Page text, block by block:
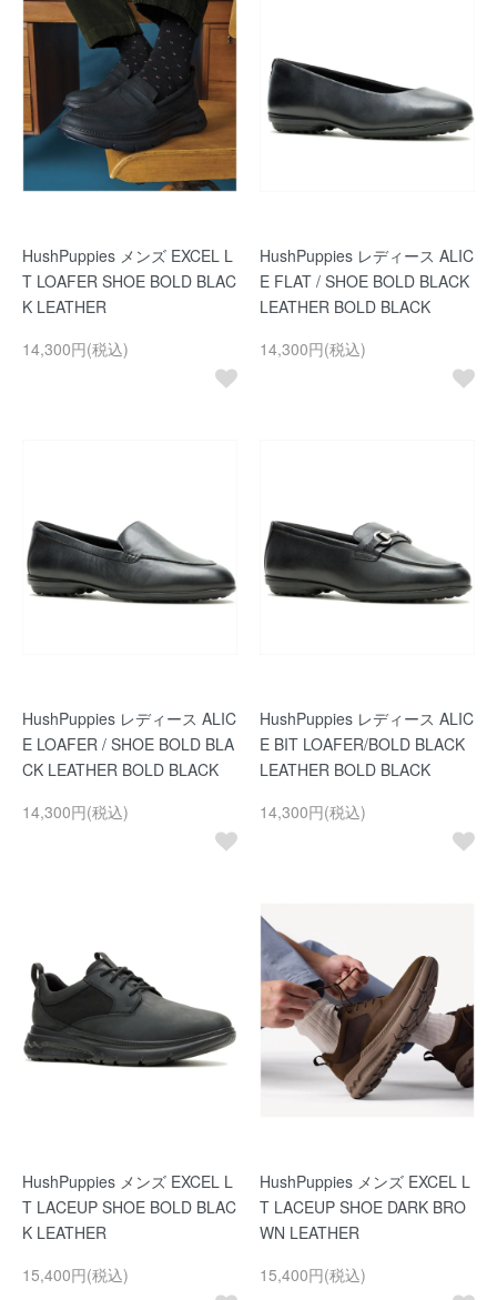
HushPuppies メンズ EXCEL L
T LOAFER SHOE BOLD BLAC
K LEATHER
14,300円(税込)
HushPuppies レディース ALIC
E FLAT / SHOE BOLD BLACK
LEATHER BOLD BLACK
14,300円(税込)
HushPuppies レディース ALIC
E LOAFER / SHOE BOLD BLA
CK LEATHER BOLD BLACK
14,300円(税込)
HushPuppies レディース ALIC
E BIT LOAFER/BOLD BLACK
LEATHER BOLD BLACK
14,300円(税込)
HushPuppies メンズ EXCEL L
T LACEUP SHOE BOLD BLAC
K LEATHER
15,400円(税込)
HushPuppies メンズ EXCEL L
T LACEUP SHOE DARK BRO
WN LEATHER
15,400円(税込)